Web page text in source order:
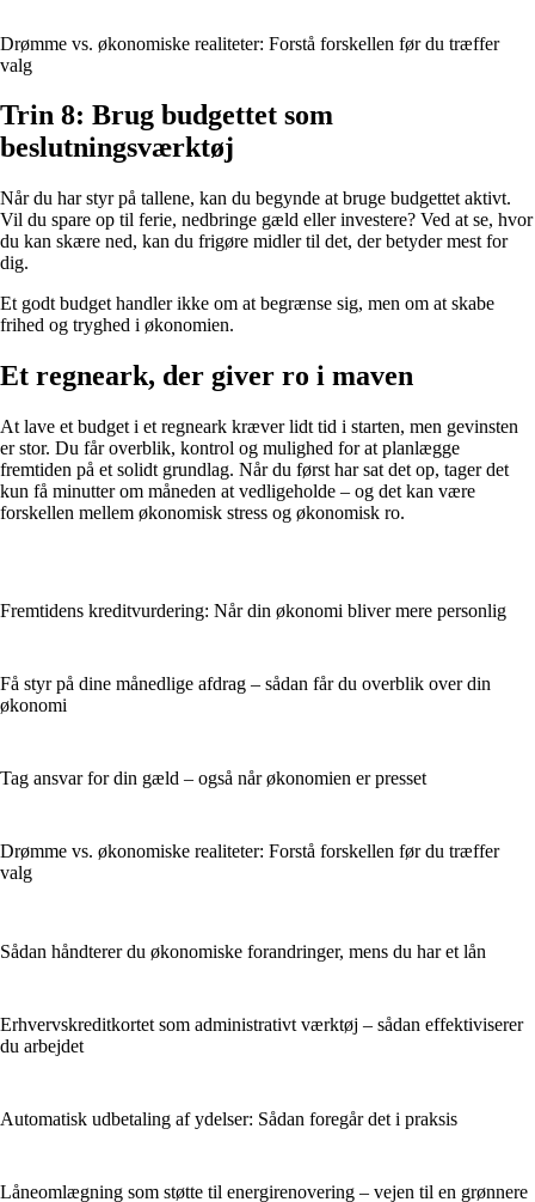
Drømme vs. økonomiske realiteter: Forstå forskellen før du træffer
valg
Trin 8: Brug budgettet som
beslutningsværktøj
Når du har styr på tallene, kan du begynde at bruge budgettet aktivt.
Vil du spare op til ferie, nedbringe gæld eller investere? Ved at se, hvor
du kan skære ned, kan du frigøre midler til det, der betyder mest for
dig.
Et godt budget handler ikke om at begrænse sig, men om at skabe
frihed og tryghed i økonomien.
Et regneark, der giver ro i maven
At lave et budget i et regneark kræver lidt tid i starten, men gevinsten
er stor. Du får overblik, kontrol og mulighed for at planlægge
fremtiden på et solidt grundlag. Når du først har sat det op, tager det
kun få minutter om måneden at vedligeholde – og det kan være
forskellen mellem økonomisk stress og økonomisk ro.
Fremtidens kreditvurdering: Når din økonomi bliver mere personlig
Få styr på dine månedlige afdrag – sådan får du overblik over din
økonomi
Tag ansvar for din gæld – også når økonomien er presset
Drømme vs. økonomiske realiteter: Forstå forskellen før du træffer
valg
Sådan håndterer du økonomiske forandringer, mens du har et lån
Erhvervskreditkortet som administrativt værktøj – sådan effektiviserer
du arbejdet
Automatisk udbetaling af ydelser: Sådan foregår det i praksis
Låneomlægning som støtte til energirenovering – vejen til en grønnere